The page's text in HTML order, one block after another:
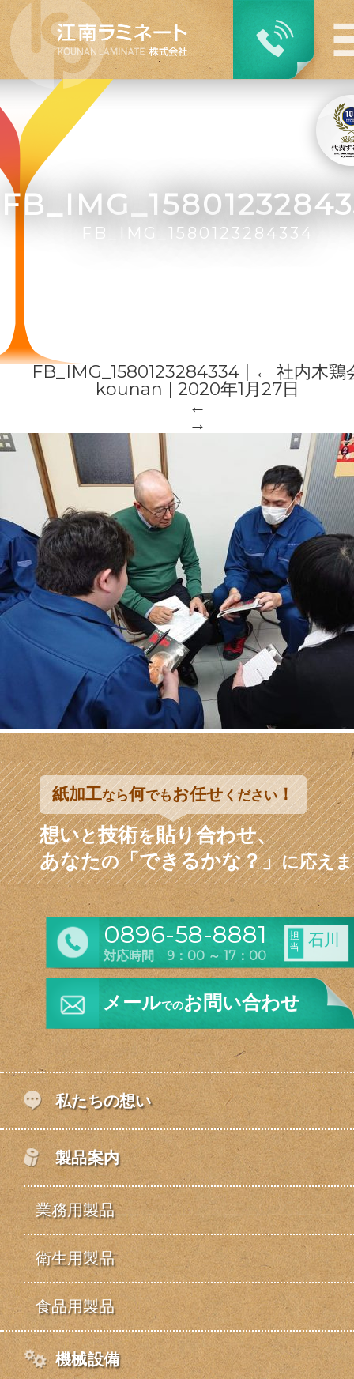
FB_IMG_1580123284334 ← 社内木鶏
kounan
2020年1月27日
←
→
紙加工なら何でもお任せください！
想いと技術を貼り合わせ、
あなたの「できるかな？」に応え
0896-58-8881
対応時間 9：00 ～ 17：00
担
当
石川
メールでのお問い合わせ
私たちの想い
製品案内
業務用製品
衛生用製品
食品用製品
機械設備